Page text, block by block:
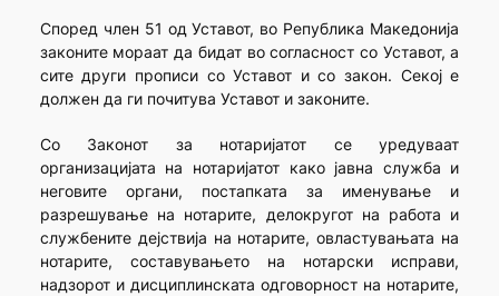
Според член 51 од Уставот, во Република Македонија
законите мораат да бидат во согласност со Уставот, а
сите други прописи со Уставот и со закон. Секој е
должен да ги почитува Уставот и законите.
Со Законот за нотаријатот се уредуваат
организацијата на нотаријатот како јавна служба и
неговите органи, постапката за именување и
разрешување на нотарите, делокругот на работа и
службените дејствија на нотарите, овластувањата на
нотарите, составувањето на нотарски исправи,
надзорот и дисциплинската одговорност на нотарите,